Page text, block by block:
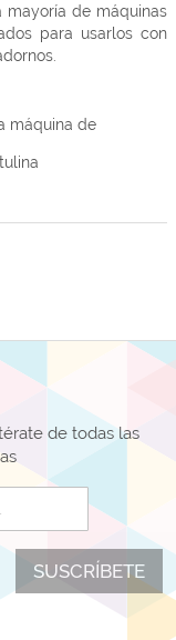
de máquinas
para usarlos con
máquina de
de todas las
SUSCRÍBETE